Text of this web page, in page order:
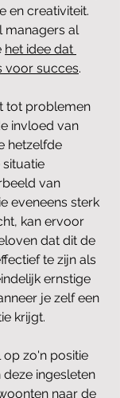
en creativiteit.
managers al
het idee dat
voor succes.
tot problemen
invloed van
hetzelfde
van
eveneens sterk
kan ervoor
dat dit de
te zijn als
ernstige
je zelf een
krijgt.
op zo'n positie
ingesleten
naar de